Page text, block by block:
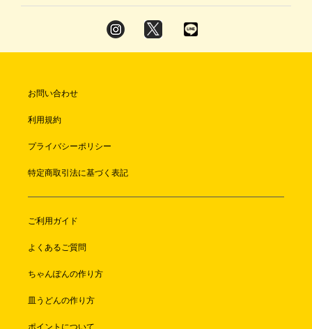
お問い合わせ
利用規約
プライバシーポリシー
特定商取引法に基づく表記
ご利用ガイド
よくあるご質問
ちゃんぽんの作り方
皿うどんの作り方
ポイントについて